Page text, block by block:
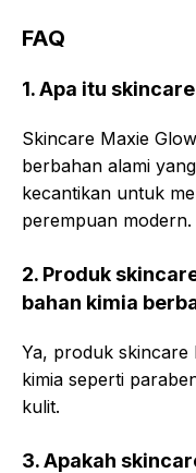
FAQ
1. Apa itu
Skincare Maxie
berbahan alami
kecantikan untuk
perempuan modern.
2. Produk
bahan kimia
Ya, produk skincare
kimia seperti
kulit.
3. Apakah